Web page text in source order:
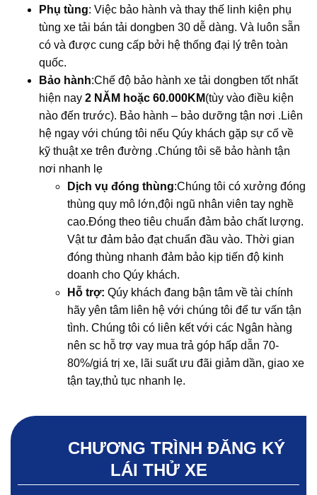
Phụ tùng: Việc bảo hành và thay thế linh kiện phụ
tùng xe tải bán tải dongben 30 dễ dàng. Và luôn sẵn
có và được cung cấp bởi hệ thống đại lý trên toàn
quốc.
Bảo hành:Chế độ bảo hành xe tải dongben tốt nhất
hiện nay 2 NĂM hoặc 60.000KM(tùy vào điều kiện
nào đến trước). Bảo hành – bảo dưỡng tận nơi .Liên
hệ ngay với chúng tôi nếu Qúy khách gặp sự cố về
kỹ thuật xe trên đường .Chúng tôi sẽ bảo hành tận
nơi nhanh lẹ
Dịch vụ đóng thùng:Chúng tôi có xưởng đóng
thùng quy mô lớn,đội ngũ nhân viên tay nghề
cao.Đóng theo tiêu chuẩn đảm bảo chất lượng.
Vật tư đảm bảo đạt chuẩn đầu vào. Thời gian
đóng thùng nhanh đảm bảo kịp tiến độ kinh
doanh cho Qúy khách.
Hỗ trợ: Qúy khách đang bận tâm về tài chính
hãy yên tâm liên hệ với chúng tôi để tư vấn tận
tình. Chúng tôi có liên kết với các Ngân hàng
nên sc hỗ trợ vay mua trả góp hấp dẫn 70-
80%/giá trị xe, lãi suất ưu đãi giảm dần, giao xe
tận tay,thủ tục nhanh lẹ.
CHƯƠNG TRÌNH ĐĂNG KÝ
LÁI THỬ XE